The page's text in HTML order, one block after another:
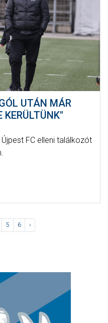
UTÁN MÁR
KERÜLTÜNK"
FC elleni találkozót
5 6 ›